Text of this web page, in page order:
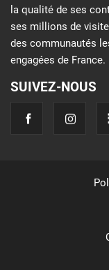
la qualité de ses
ses millions de
des communautés
engagées de France.
SUIVEZ-NOUS